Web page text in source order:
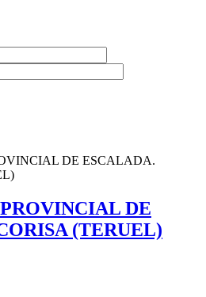
DE ESCALADA.
DE
(TERUEL)